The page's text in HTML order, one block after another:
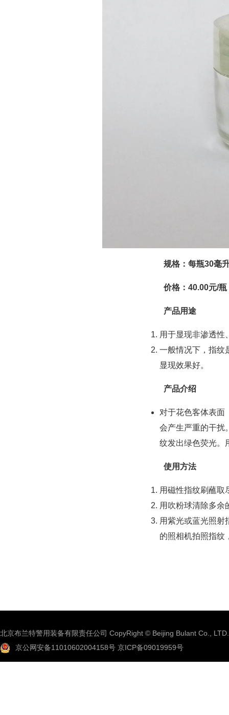
规格：每瓶30毫
价格：40.00元/瓶
产品用途
用于显现非渗透性
一般情况下，指纹
显现效果好。
产品介绍
对于花色客体表面
会产生严重的干扰
纹发出绿色荧光。
使用方法
用磁性指纹刷蘸取
用吹粉球清除多余
用紫光或蓝光照射
的照相机拍照指纹
北京布兰特警用装备有限责任公司 CopyRight © Beijing Bulant Co., LTD.
京公网安备11010602004158号 京ICP备09019959号